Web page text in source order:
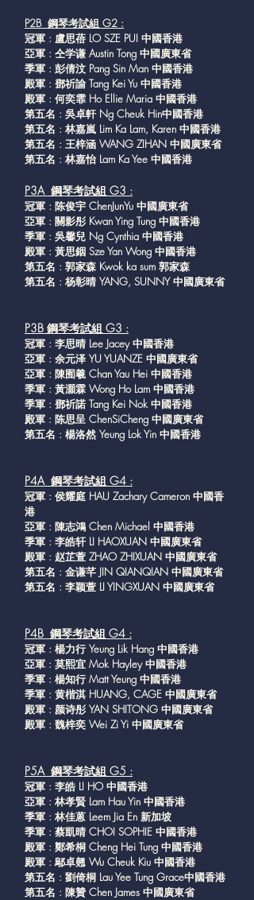
P2B 鋼琴考試組 G2 :
冠軍 : 盧思蓓 LO SZE PUI 中國香港
亞軍 : 仝学谦 Austin Tong 中國廣東省
季軍 : 彭倩汶 Pang Sin Man 中國香港
殿軍 : 鄧祈諭 Tang Kei Yu 中國香港
殿軍 : 何奕霏 Ho Ellie Maria 中國香港
第五名 : 吳卓軒 Ng Cheuk Hin中國香港
第五名 : 林嘉嵐 Lim Ka Lam, Karen 中國香港
第五名 : 王梓涵 WANG ZIHAN 中國廣東省
第五名 : 林嘉怡 Lam Ka Yee 中國香港
P3A 鋼琴考試組 G3 :
冠軍 : 陈俊宇 ChenJunYu 中國廣東省
亞軍 : 關影彤 Kwan Ying Tung 中國香港
季軍 : 吳馨兒 Ng Cynthia 中國香港
殿軍 : 黃思銦 Sze Yan Wong 中國香港
第五名 : 郭家森 Kwok ka sum 郭家森
第五名 : 杨彰晴 YANG, SUNNY 中國廣東省
P3B 鋼琴考試組 G3 :
冠軍 : 李思晴 Lee Jacey 中國香港
亞軍 : 余元泽 YU YUANZE 中國廣東省
亞軍 : 陳囿羲 Chan Yau Hei 中國香港
季軍 : 黃灝霖 Wong Ho Lam 中國香港
季軍 : 鄧祈諾 Tang Kei Nok 中國香港
殿軍 : 陈思呈 ChenSiCheng 中國廣東省
第五名 : 楊洛然 Yeung Lok Yin 中國香港
P4A 鋼琴考試組 G4 :
冠軍 : 侯耀庭 HAU Zachary Cameron 中國香
港
亞軍 : 陳志鴻 Chen Michael 中國香港
季軍 : 李皓轩 LI HAOXUAN 中國廣東省
殿軍 : 赵芷萱 ZHAO ZHIXUAN 中國廣東省
第五名 : 金谦芊 JIN QIANQIAN 中國廣東省
第五名 : 李颖萱 LI YINGXUAN 中國廣東省
P4B 鋼琴考試組 G4 :
冠軍 : 楊力行 Yeung Lik Hang 中國香港
亞軍 : 莫熙宜 Mok Hayley 中國香港
季軍 : 楊知行 Matt Yeung 中國香港
季軍 : 黄楷淇 HUANG, CAGE 中國廣東省
殿軍 : 颜诗彤 YAN SHITONG 中國廣東省
殿軍 : 魏梓奕 Wei Zi Yi 中國廣東省
P5A 鋼琴考試組 G5 :
冠軍 : 李皓 LI HO 中國香港
亞軍 : 林孝賢 Lam Hau Yin 中國香港
季軍 : 林佳蒽 Leem Jia En 新加坡
季軍 : 蔡凱晴 CHOI SOPHIE 中國香港
殿軍 : 鄭希桐 Cheng Hei Tung 中國香港
殿軍 : 鄔卓翹 Wu Cheuk Kiu 中國香港
第五名 : 劉倚桐 Lau Yee Tung Grace中國香港
第五名 : 陳贊 Chen James 中國廣東省